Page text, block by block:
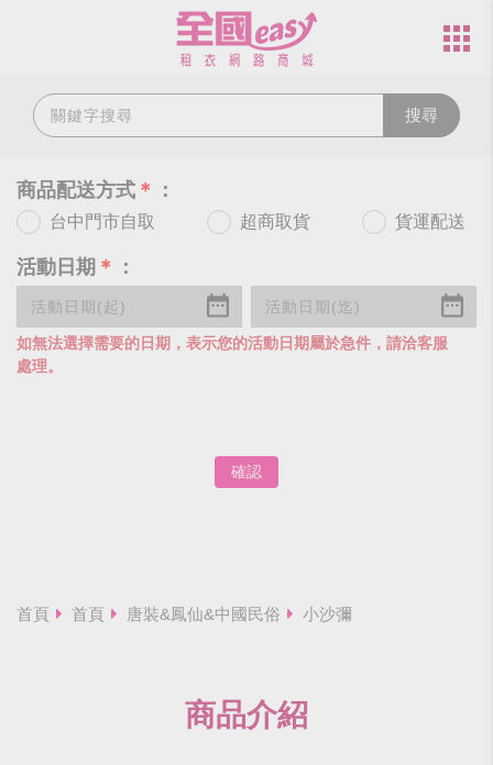
搜尋
商品配送方式 ＊ ：
台中門市自取 超商取貨 貨運配送
活動日期 ＊ ：
如無法選擇需要的日期，表示您的活動日期屬於急件，請洽客服
處理。
確認
首頁 首頁 唐裝&鳳仙&中國民俗 小沙彌
商品介紹